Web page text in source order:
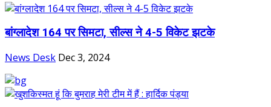
बांग्लादेश 164 पर सिमटा, सील्स ने 4-5 विकेट झटके
News Desk Dec 3, 2024